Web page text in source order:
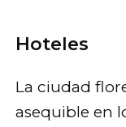
Hoteles
La ciudad
asequible en